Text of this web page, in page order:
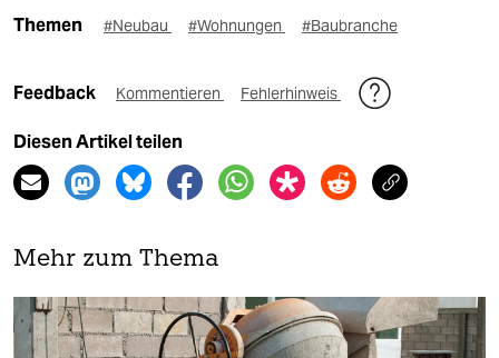
Themen #Neubau #Wohnungen #Baubranche
Feedback Kommentieren Fehlerhinweis
Diesen Artikel teilen
Mehr zum Thema